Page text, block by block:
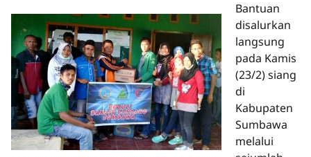
Bantuan
disalurkan
langsung
pada Kamis
(23/2) siang
di
Kabupaten
Sumbawa
melalui